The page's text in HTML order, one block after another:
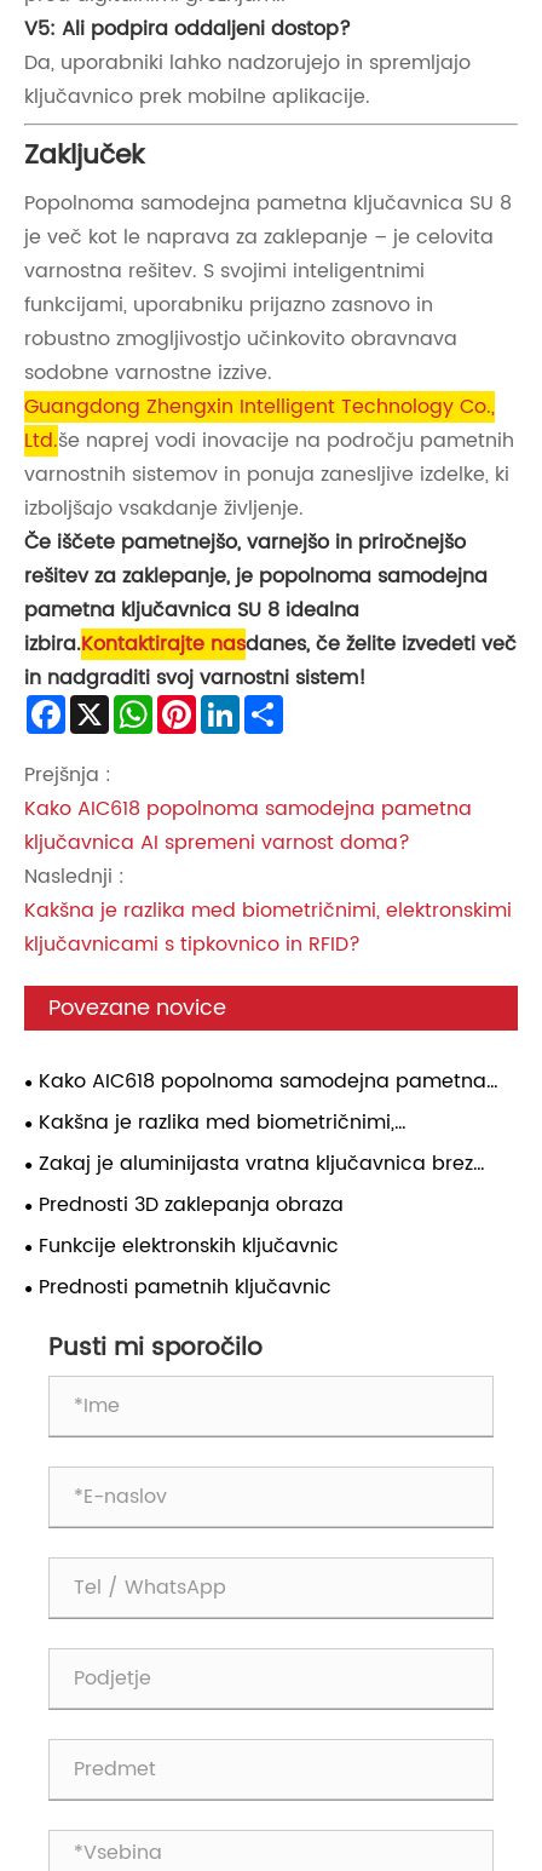
V5: Ali podpira oddaljeni dostop?
Da, uporabniki lahko nadzorujejo in spremljajo
ključavnico prek mobilne aplikacije.
Zaključek
Popolnoma samodejna pametna ključavnica SU 8
je več kot le naprava za zaklepanje – je celovita
varnostna rešitev. S svojimi inteligentnimi
funkcijami, uporabniku prijazno zasnovo in
robustno zmogljivostjo učinkovito obravnava
sodobne varnostne izzive.
Guangdong Zhengxin Intelligent Technology Co.,
Ltd.še naprej vodi inovacije na področju pametnih
varnostnih sistemov in ponuja zanesljive izdelke, ki
izboljšajo vsakdanje življenje.
Če iščete pametnejšo, varnejšo in priročnejšo
rešitev za zaklepanje, je popolnoma samodejna
pametna ključavnica SU 8 idealna
izbira.Kontaktirajte nasdanes, če želite izvedeti več
in nadgraditi svoj varnostni sistem!
Facebook
X WhatsApp
PinterestLinkedIn
Prejšnja :
Kako AIC618 popolnoma samodejna pametna
ključavnica AI spremeni varnost doma?
Naslednji :
Kakšna je razlika med biometričnimi, elektronskimi
ključavnicami s tipkovnico in RFID?
Povezane novice
Kako AIC618 popolnoma samodejna pametna
ključavnica AI spremeni varnost doma?
Kakšna je razlika med biometričnimi,
elektronskimi ključavnicami s tipkovnico in RFID?
Zakaj je aluminijasta vratna ključavnica brez
ključa najboljša izbira za varnost sodobnega
Prednosti 3D zaklepanja obraza
Funkcije elektronskih ključavnic
Prednosti pametnih ključavnic
Pusti mi sporočilo